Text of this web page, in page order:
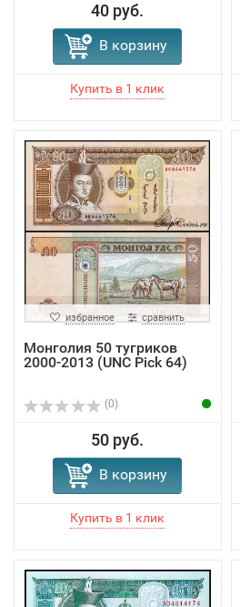
40 руб.
В корзину
избранное сравнить
Монголия 50 тугриков
2000-2013 (UNC Pick 64)
(0)
50 руб.
В корзину